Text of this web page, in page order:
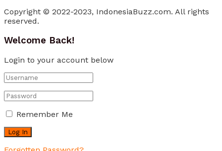
Copyright © 2022-2023, IndonesiaBuzz.com. All rights
reserved.
Welcome Back!
Login to your account below
Remember Me